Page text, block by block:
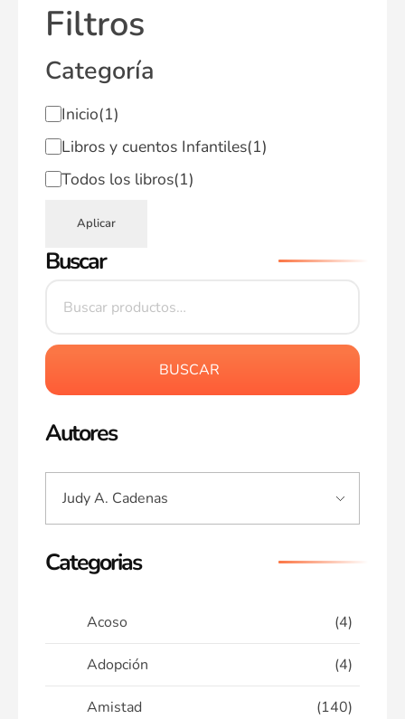
Filtros
Categoría
Inicio(1)
Libros y cuentos Infantiles(1)
Todos los libros(1)
Aplicar
Buscar
BUSCAR
Autores
Categorias
Acoso (4)
Adopción (4)
Amistad (140)